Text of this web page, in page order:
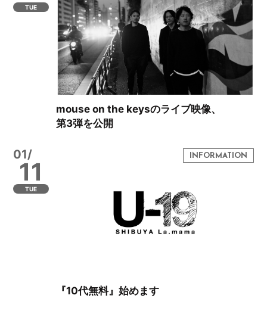
TUE
mouse on the keysのライブ映像、
第3弾を公開
01/
11
TUE
『10代無料』始めます